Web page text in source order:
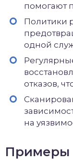
помогают
Политики
одной
отказов,
на
Примеры